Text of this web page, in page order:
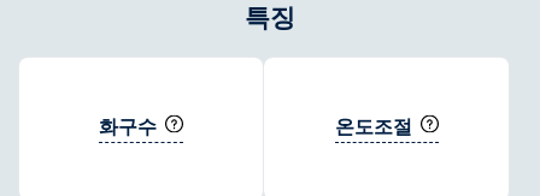
특징
화구수 온도조절